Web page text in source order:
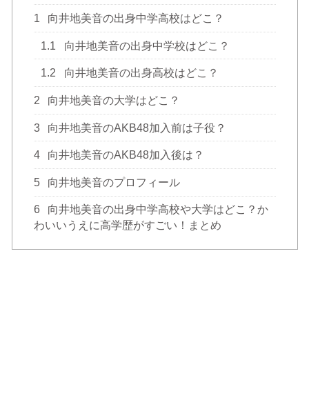
1 向井地美音の出身中学高校はどこ？
1.1 向井地美音の出身中学校はどこ？
1.2 向井地美音の出身高校はどこ？
2 向井地美音の大学はどこ？
3 向井地美音のAKB48加入前は子役？
4 向井地美音のAKB48加入後は？
5 向井地美音のプロフィール
6
向井地美音の出身中学高校や大学はどこ？か
わいいうえに高学歴がすごい！まとめ